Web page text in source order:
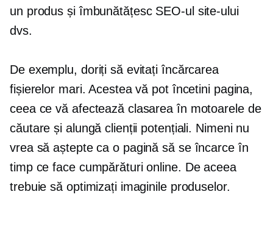
un produs și îmbunătățesc SEO-ul site-ului
dvs.
De exemplu, doriți să evitați încărcarea
fișierelor mari. Acestea vă pot încetini pagina,
ceea ce vă afectează clasarea în motoarele de
căutare și alungă clienții potențiali. Nimeni nu
vrea să aștepte ca o pagină să se încarce în
timp ce face cumpărături online. De aceea
trebuie să optimizați imaginile produselor.